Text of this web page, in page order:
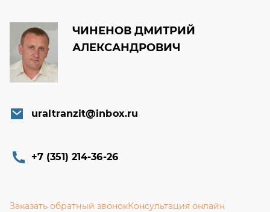
ЧИНЕНОВ ДМИТРИЙ
АЛЕКСАНДРОВИЧ
uraltranzit@inbox.ru
+7 (351) 214-36-26
Заказать обратный звонокКонсультация онлайн